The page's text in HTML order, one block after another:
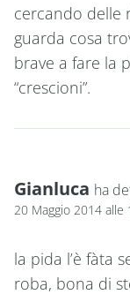
cercando delle
guarda cosa
brave a fare la
“crescioni”.
Gianluca ha
20 Maggio 2014 alle
la pida l’è fàta
roba, bona di